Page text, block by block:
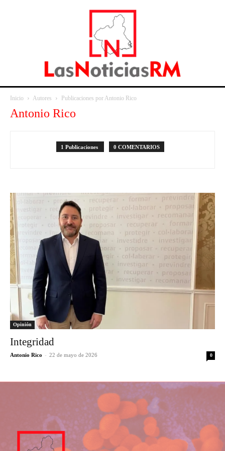
Inicio Autores Publicaciones por Antonio Rico
Antonio Rico
1 Publicaciones 0 COMENTARIOS
Opinión
Integridad
Antonio Rico - 22 de mayo de 2026 0